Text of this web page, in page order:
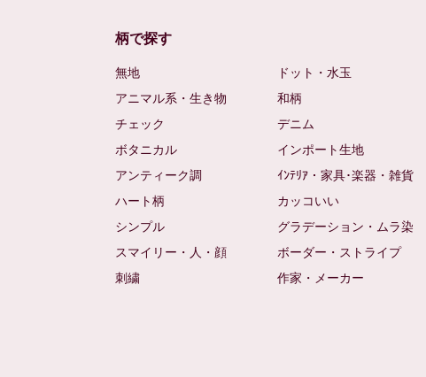
柄で探す
無地 ドット・水玉
アニマル系・生き物
和柄
チェック
デニム
ボタニカル
インポート生地
アンティーク調
ｲﾝﾃﾘｱ・家具･楽器・雑貨
ハート柄
カッコいい
シンプル
グラデーション・ムラ染
スマイリー・人・顔
ボーダー・ストライプ
刺繍
作家・メーカー